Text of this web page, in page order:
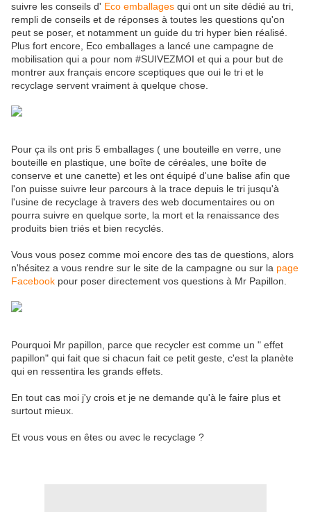
suivre les conseils d' Eco emballages qui ont un site dédié au tri,
rempli de conseils et de réponses à toutes les questions qu'on
peut se poser, et notamment un guide du tri hyper bien réalisé.
Plus fort encore, Eco emballages a lancé une campagne de
mobilisation qui a pour nom #SUIVEZMOI et qui a pour but de
montrer aux français encore sceptiques que oui le tri et le
recyclage servent vraiment à quelque chose.
Pour ça ils ont pris 5 emballages ( une bouteille en verre, une
bouteille en plastique, une boîte de céréales, une boîte de
conserve et une canette) et les ont équipé d'une balise afin que
l'on puisse suivre leur parcours à la trace depuis le tri jusqu'à
l'usine de recyclage à travers des web documentaires ou on
pourra suivre en quelque sorte, la mort et la renaissance des
produits bien triés et bien recyclés.
Vous vous posez comme moi encore des tas de questions, alors
n'hésitez a vous rendre sur le site de la campagne ou sur la page
Facebook pour poser directement vos questions à Mr Papillon.
Pourquoi Mr papillon, parce que recycler est comme un " effet
papillon" qui fait que si chacun fait ce petit geste, c'est la planète
qui en ressentira les grands effets.
En tout cas moi j'y crois et je ne demande qu'à le faire plus et
surtout mieux.
Et vous vous en êtes ou avec le recyclage ?